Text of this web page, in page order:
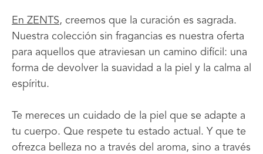
En ZENTS, creemos que la curación es sagrada.
Nuestra colección sin fragancias es nuestra oferta
para aquellos que atraviesan un camino difícil: una
forma de devolver la suavidad a la piel y la calma al
espíritu.
Te mereces un cuidado de la piel que se adapte a
tu cuerpo. Que respete tu estado actual. Y que te
ofrezca belleza no a través del aroma, sino a través